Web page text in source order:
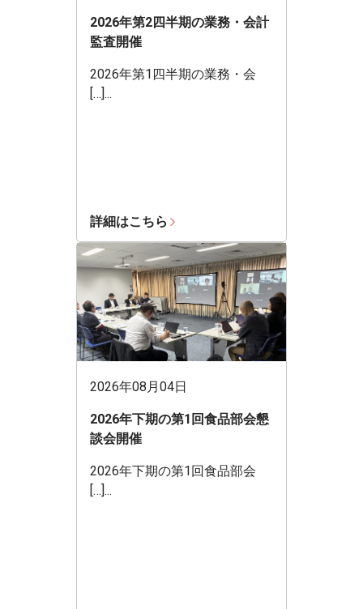
2026年第2四半期の業務・会計
監査開催
2026年第1四半期の業務・会
[…]...
詳細はこちら
2026年08月04日
2026年下期の第1回食品部会懇
談会開催
2026年下期の第1回食品部会
[…]...